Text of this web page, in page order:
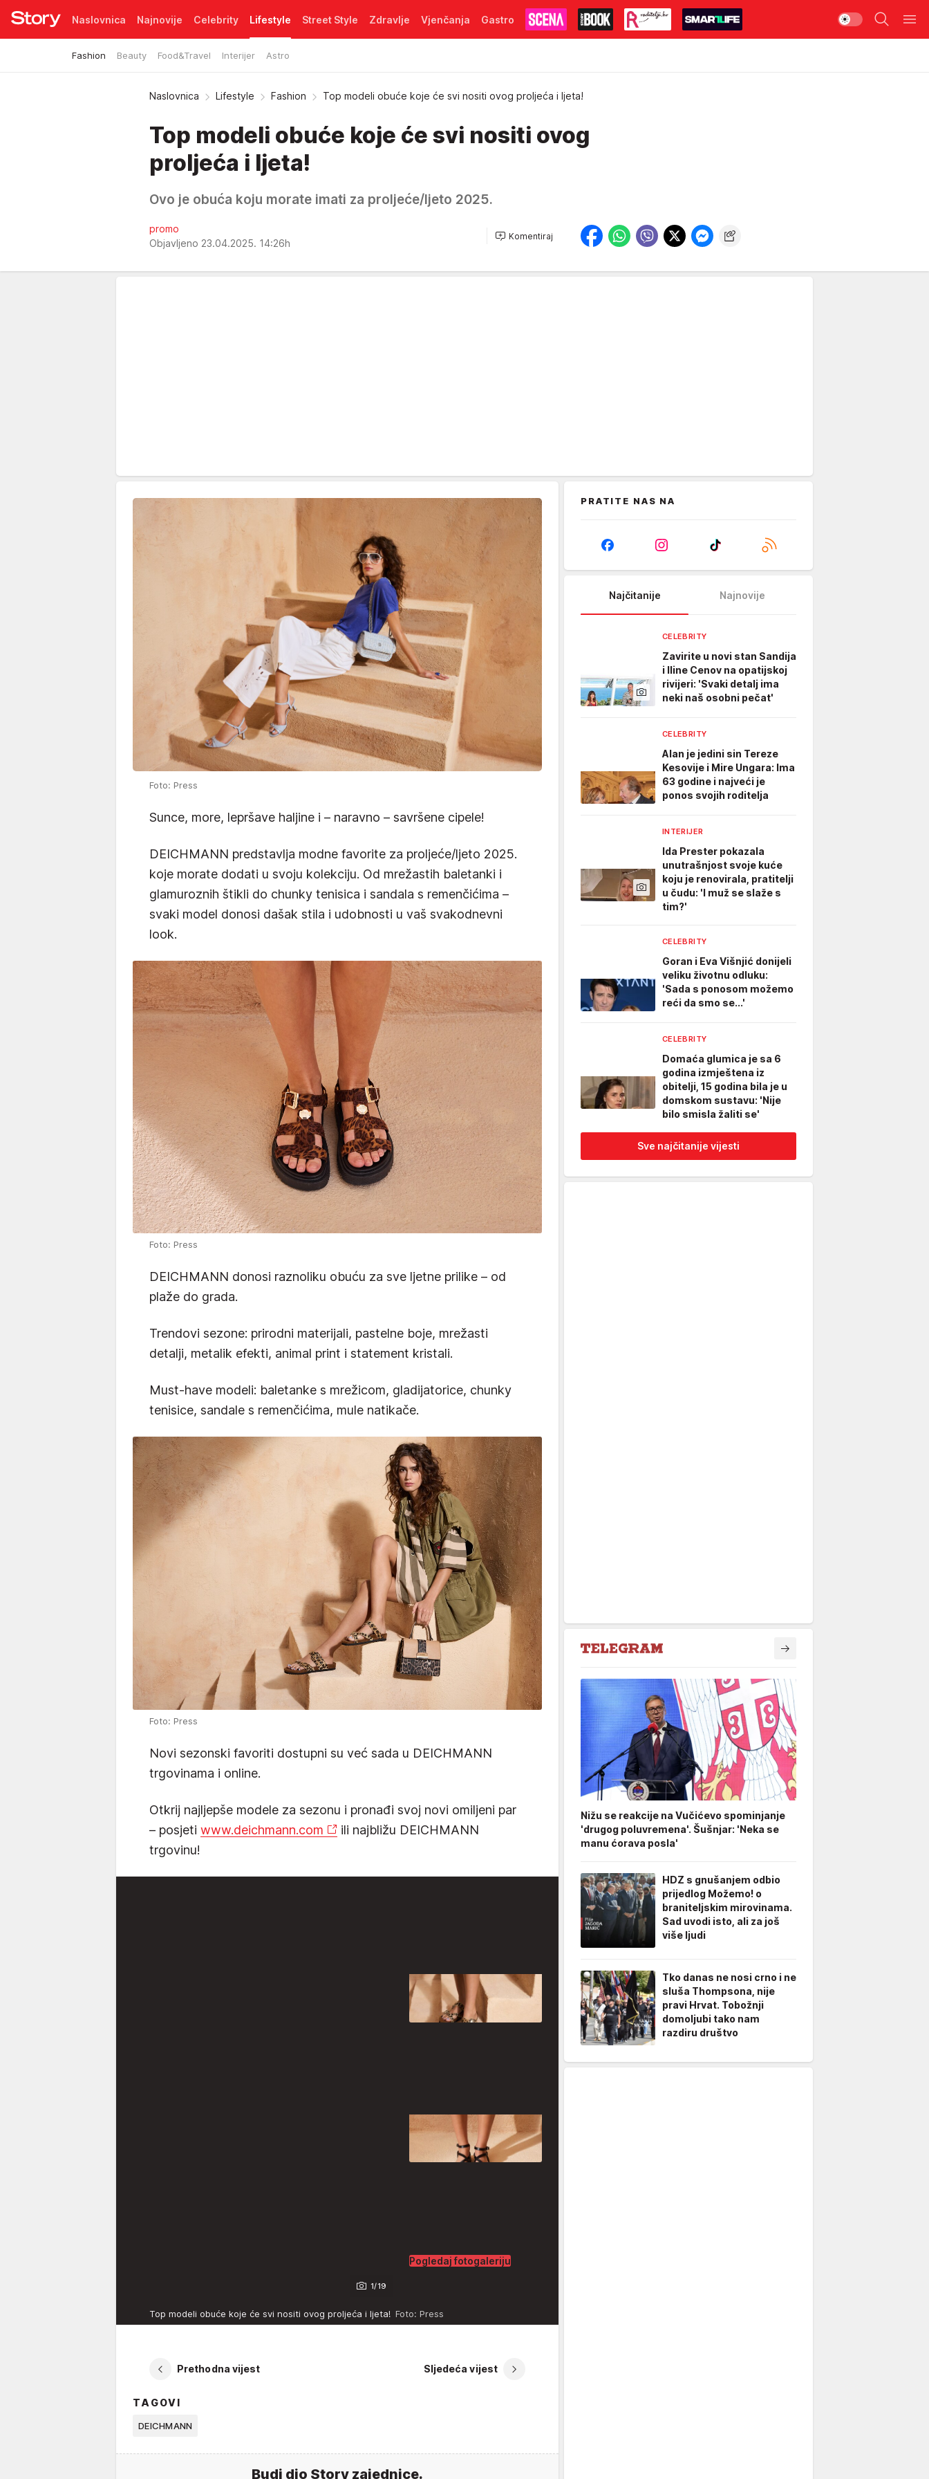
Naslovnica Najnovije Celebrity Lifestyle
Fashion Beauty Food&Travel Interijer Astro
Street Style Zdravlje Vjenčanja Gastro
Pretplata
Naslovnica Lifestyle Fashion Top modeli obuće koje će svi nositi ovog proljeća i ljeta!
Top modeli obuće koje će svi nositi ovog
proljeća i ljeta!
Ovo je obuća koju morate imati za proljeće/ljeto 2025.
promo
Objavljeno 23.04.2025. 14:26h
Komentiraj
Foto: Press
Sunce, more, lepršave haljine i – naravno – savršene cipele!
DEICHMANN predstavlja modne favorite za proljeće/ljeto 2025.
koje morate dodati u svoju kolekciju. Od mrežastih baletanki i
glamuroznih štikli do chunky tenisica i sandala s remenčićima –
svaki model donosi dašak stila i udobnosti u vaš svakodnevni
look.
Foto: Press
DEICHMANN donosi raznoliku obuću za sve ljetne prilike – od
plaže do grada.
Trendovi sezone: prirodni materijali, pastelne boje, mrežasti
detalji, metalik efekti, animal print i statement kristali.
Must-have modeli: baletanke s mrežicom, gladijatorice, chunky
tenisice, sandale s remenčićima, mule natikače.
Foto: Press
Novi sezonski favoriti dostupni su već sada u DEICHMANN
trgovinama i online.
Otkrij najljepše modele za sezonu i pronađi svoj novi omiljeni par
– posjeti www.deichmann.com
ili najbližu DEICHMANN
trgovinu!
1/19
Pogledaj fotogaleriju
Top modeli obuće koje će svi nositi ovog proljeća i ljeta! Foto: Press
Prethodna vijest Sljedeća vijest
TAGOVI
DEICHMANN
Budi dio Story zajednice.
PRATITE NAS NA
Najčitanije Najnovije
CELEBRITY
Zavirite u novi stan Sandija
i Iline Cenov na opatijskoj
rivijeri: 'Svaki detalj ima
neki naš osobni pečat'
CELEBRITY
Alan je jedini sin Tereze
Kesovije i Mire Ungara: Ima
63 godine i najveći je
ponos svojih roditelja
INTERIJER
Ida Prester pokazala
unutrašnjost svoje kuće
koju je renovirala, pratitelji
u čudu: 'I muž se slaže s
tim?'
CELEBRITY
Goran i Eva Višnjić donijeli
veliku životnu odluku:
'Sada s ponosom možemo
reći da smo se...'
CELEBRITY
Domaća glumica je sa 6
godina izmještena iz
obitelji, 15 godina bila je u
domskom sustavu: 'Nije
bilo smisla žaliti se'
Sve najčitanije vijesti
Nižu se reakcije na Vučićevo spominjanje
'drugog poluvremena'. Šušnjar: 'Neka se
manu ćorava posla'
HDZ s gnušanjem odbio
prijedlog Možemo! o
braniteljskim mirovinama.
Sad uvodi isto, ali za još
više ljudi
Tko danas ne nosi crno i ne
sluša Thompsona, nije
pravi Hrvat. Tobožnji
domoljubi tako nam
razdiru društvo